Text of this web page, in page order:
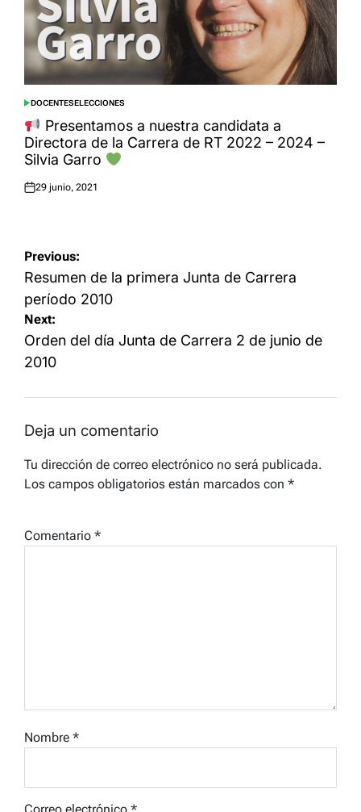
POSTED
IN
DOCENTESELECCIONES
Presentamos a nuestra candidata a
Directora de la Carrera de RT 2022 – 2024 –
Silvia Garro
Posted
29 junio, 2021
Navegación
de
entradas
Previous:
Resumen de la primera Junta de Carrera
período 2010
Next:
Orden del día Junta de Carrera 2 de junio de
2010
Deja un comentario
Tu dirección de correo electrónico no será publicada.
Los campos obligatorios están marcados con *
Comentario *
Nombre *